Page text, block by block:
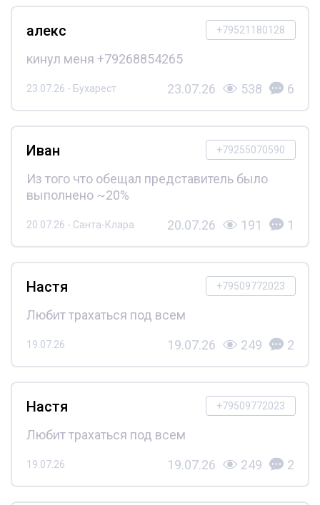
+79521180128
алекс
кинул меня +79268854265
23.07.26 - Бухарест 23.07.26 538 6
+79255070590
Иван
Из того что обещал представитель было
выполнено ~20%
20.07.26 - Санта-Клара 20.07.26 191 1
+79509772023
Настя
Любит трахаться под всем
19.07.26 19.07.26 249 2
+79509772023
Настя
Любит трахаться под всем
19.07.26 19.07.26 249 2